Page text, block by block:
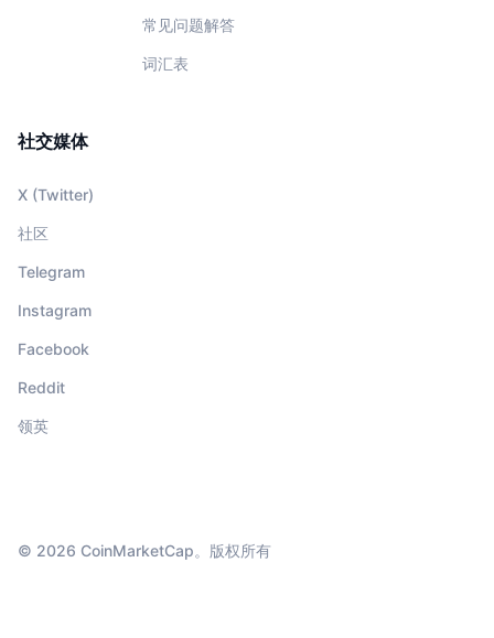
常见问题解答
词汇表
社交媒体
X (Twitter)
社区
Telegram
Instagram
Facebook
Reddit
领英
© 2026 CoinMarketCap。版权所有